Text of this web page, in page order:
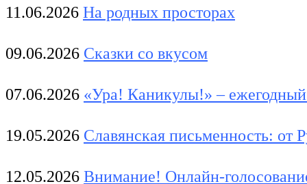
11.06.2026 На родных просторах
09.06.2026 Сказки со вкусом
07.06.2026 «Ура! Каникулы!» –
19.05.2026 Славянская письменность: от
12.05.2026 Внимание! Онлайн-